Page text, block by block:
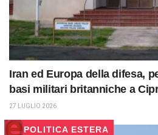
Iran ed Europa della difesa,
basi militari britanniche a
27 LUGLIO 2026
POLITICA ESTERA